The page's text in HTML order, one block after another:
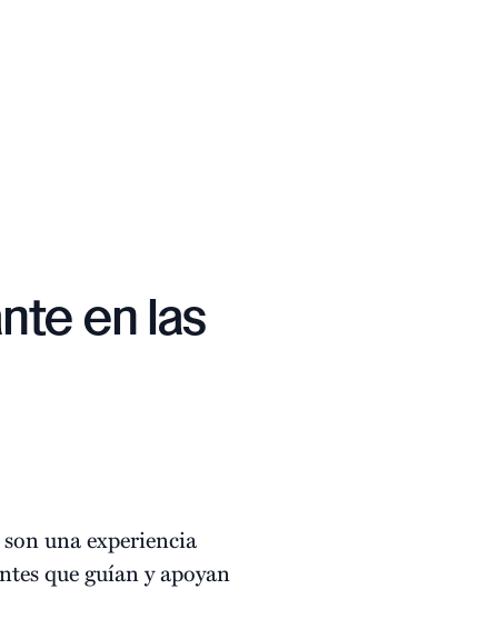
en las
son una experiencia
que guían y apoyan